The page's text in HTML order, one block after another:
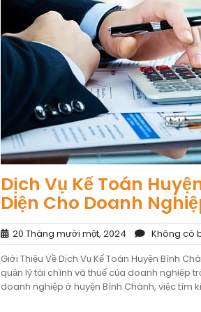
Dịch Vụ Kế Toán
Diện Cho Doanh
20 Tháng mười một, 2024 20
Tháng
mười
một,
2024
Không có
Giới Thiệu Về Dịch Vụ Kế Toán Huyện Bình
quản lý tài chính và thuế của doanh nghiệp
doanh nghiệp ở huyện Bình Chánh, việc tìm